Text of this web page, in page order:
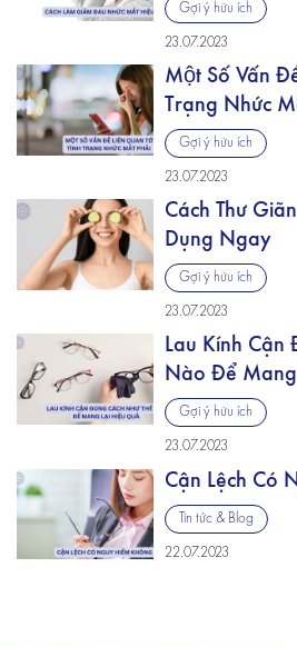
Gợi ý hữu ích
23.07.2023
Một Số Vấn
Trạng Nhức
Gợi ý hữu ích
23.07.2023
Cách Thư
Dụng Ngay
Gợi ý hữu ích
23.07.2023
Lau Kính Cận
Nào Để
Gợi ý hữu ích
23.07.2023
Cận Lệch Có
Tin tức & Blog
22.07.2023